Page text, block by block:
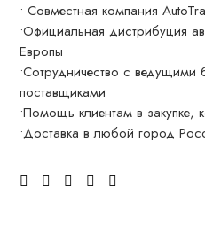
• Совместная компания
•Официальная дистрибуция
Европы
•Сотрудничество с
поставщиками
•Помощь клиентам в закупке,
•Доставка в любой город